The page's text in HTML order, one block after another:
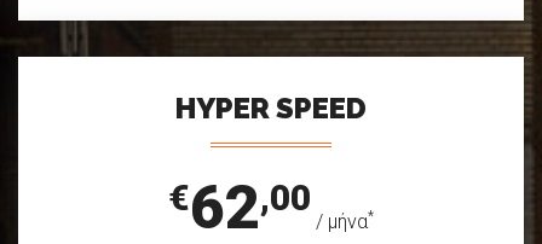
HYPER SPEED
€62,00
/ μήνα*